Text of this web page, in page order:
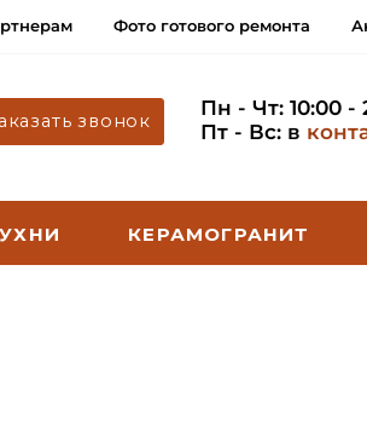
Фото готового ремонта
звонок
Пн - Чт: 10:00 -
Пт - Вс: в
КЕРАМОГРАНИТ